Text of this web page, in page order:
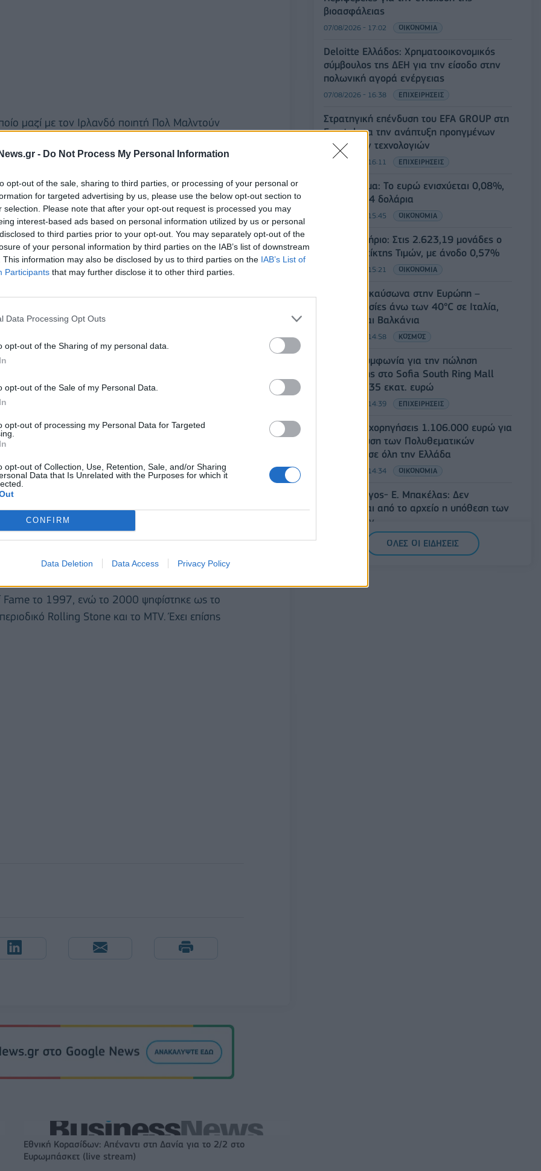
- Do Not Process My Personal Information
opt-out of the sale, sharing to third parties, or processing of your personal or
for targeted advertising by us, please use the below opt-out section to
selection. Please note that after your opt-out request is processed you may
interest-based ads based on personal information utilized by us or personal
to third parties prior to your opt-out. You may separately opt-out of the
of your personal information by third parties on the IAB’s list of downstream
This information may also be disclosed by us to third parties on the IAB’s List of
Participants that may further disclose it to other third parties.
Data Processing Opt Outs
opt-out of the Sharing of my personal data.
opt-out of the Sale of my Personal Data.
opt-out of processing my Personal Data for Targeted
opt-out of Collection, Use, Retention, Sale, and/or Sharing
Data that Is Unrelated with the Purposes for which it
CONFIRM
Data Deletion Data Access Privacy Policy
μαζί με τον Ιρλανδό ποιητή Πολ Μαλντούν
πίσω από τα διάσημα τραγούδια του,
συζήτηση στην οποία έφερε σε δύσκολη
το εκτιμήσεις. Θυμάμαι ξεκάθαρα μια μέρα που
θέση τη μητέρα μου. Ήμασταν έξω στην αυλή και
και νοσοκόμα άρα ήταν σε ανώτερο επίπεδο από
πάει...' και μου είπε 'Arsk'», ανέφερε ο
του.
Θυμάμαι ότι μετά σκέφτηκα 'Θεέ μου, μακάρι να
πέθανε το σκεφτόμουν» συμπλήρωσε.
ηχογραφήθηκε στις 14 Ιουνίου του 1965
του ΜακΚάρτνεϊ.
το 1997, ενώ το 2000 ψηφίστηκε ως το
Rolling Stone και το MTV. Έχει επίσης
Εθνική Κορασίδων: Απέναντι στη Δανία για το 2/2 στο
Ευρωμπάσκετ (live stream)
βιοασφάλειας
07/08/2026 - 17:02 ΟΙΚΟΝΟΜΙΑ
Deloitte Ελλάδος: Χρηματοοικονομικός
σύμβουλος της ΔΕΗ για την είσοδο στην
πολωνική αγορά ενέργειας
07/08/2026 - 16:38 ΕΠΙΧΕΙΡΗΣΕΙΣ
Στρατηγική επένδυση του EFA GROUP στη
Fractal για την ανάπτυξη προηγμένων
αμυντικών τεχνολογιών
07/08/2026 - 16:11 ΕΠΙΧΕΙΡΗΣΕΙΣ
Συνάλλαγμα: Το ευρώ ενισχύεται 0,08%,
στα 1,1534 δολάρια
07/08/2026 - 15:45 ΟΙΚΟΝΟΜΙΑ
Χρηματιστήριο: Στις 2.623,19 μονάδες ο
Γενικός Δείκτης Τιμών, με άνοδο 0,57%
07/08/2026 - 15:21 ΟΙΚΟΝΟΜΙΑ
Νέο κύμα καύσωνα στην Ευρώπη –
Θερμοκρασίες άνω των 40°C σε Ιταλία,
Ισπανία και Βαλκάνια
07/08/2026 - 14:58 ΚΟΣΜΟΣ
Fourlis: Συμφωνία για την πώληση
συμμετοχής στο Sofia South Ring Mall
έναντι 49,35 εκατ. ευρώ
07/08/2026 - 14:39 ΕΠΙΧΕΙΡΗΣΕΙΣ
ΥΠΠΟ: Επιχορηγήσεις 1.106.000 ευρώ για
την ενίσχυση των Πολυθεματικών
Φεστιβάλ σε όλη την Ελλάδα
07/08/2026 - 14:34 ΟΙΚΟΝΟΜΙΑ
Άρειος Πάγος- Ε. Μπακέλας: Δεν
ανασύρεται από το αρχείο η υπόθεση των
υποκλοπών
07/08/2026 - 14:11 ΕΛΛΑΔΑ
ΟΛΕΣ ΟΙ ΕΙΔΗΣΕΙΣ